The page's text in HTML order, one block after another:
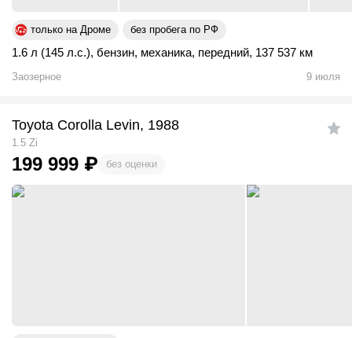
только на Дроме без пробега по РФ
1.6 л (145 л.с.), бензин, механика, передний, 137 537 км
Заозерное 9 июля
Toyota Corolla Levin, 1988
1.5 Zi
199 999 ₽ без оценки